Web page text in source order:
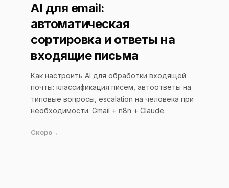
AI для email:
автоматическая
сортировка и ответы на
входящие письма
Как настроить AI для обработки входящей
почты: классификация писем, автоответы на
типовые вопросы, escalation на человека при
необходимости. Gmail + n8n + Claude.
Скоро